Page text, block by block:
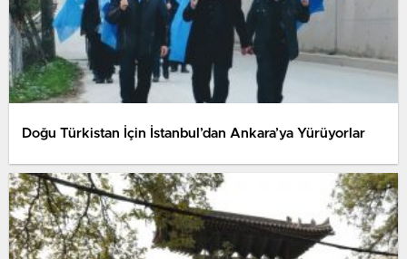
Doğu Türkistan İçin İstanbul’dan Ankara’ya Yürüyorlar